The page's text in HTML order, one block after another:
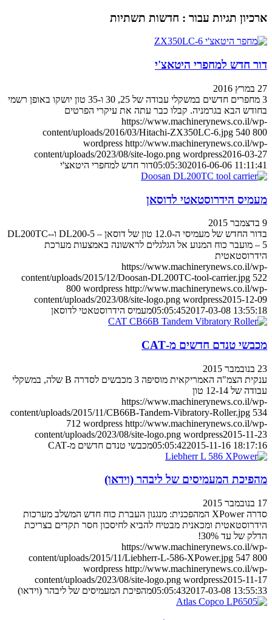
ארכיון תגיות עבור : חדשות תשתיות
דור חדש למחפרי היטאצ'י
27 במרץ 2016
3 מחפרים חדשים במשקלי עבודה של 25, 30 ו-35 טון יושקו באופן רשמי
בחודש הבא בגרמניה. קבלו כבר עתה את עיקרי הפרטים
https://www.machinerynews.co.il/wp-
content/uploads/2016/03/Hitachi-ZX350LC-6.jpg 540 800
wordpress http://www.machinerynews.co.il/wp-
content/uploads/2023/08/site-logo.png wordpress2016-03-27
05:05:302016-06-06 11:11:41 דור חדש למחפרי היטאצ'י
מעמיס הידרוסטאטי לדוסאן
9 בדצמבר 2015
בדור החדש של מעמיסי ה-12.0 טון של דוסאן – DL200-5 ו-DL200TC-
5 – מועבר כוח המנוע אל הגלגלים לראשונה באמצעות מערכת
הידרוסטאטית
https://www.machinerynews.co.il/wp-
content/uploads/2015/12/Doosan-DL200TC-tool-carrier.jpg 522
800 wordpress http://www.machinerynews.co.il/wp-
content/uploads/2023/08/site-logo.png wordpress2015-12-09
05:05:452017-03-08 13:55:18 מעמיס הידרוסטאטי לדוסאן
מכבשי טנדם חדשים מ-CAT
23 בנובמבר 2015
ענקית הצמ"ה האמריקאית מוסיפה 3 מכבשים לסדרה B שלה, במשקלי
עבודה של 12-14 טון
https://www.machinerynews.co.il/wp-
content/uploads/2015/11/CB66B-Tandem-Vibratory-Roller.jpg 534
712 wordpress http://www.machinerynews.co.il/wp-
content/uploads/2023/08/site-logo.png wordpress2015-11-23
05:05:422015-11-16 18:17:16 מכבשי טנדם חדשים מ-CAT
מהפיכת המעמיסים של ליבהר (וידאו)
17 בנובמבר 2015
סדרה XPower המהפכנית: מנגנון העברת כוח חדש המשלב מערכות
הידרוסטאטית ומכאנית מבטיח להביא לחיסכון חסר תקדים בצריכת
הדלק של עד 30%!
https://www.machinerynews.co.il/wp-
content/uploads/2015/11/Liebherr-L-586-XPower.jpg 547 800
wordpress http://www.machinerynews.co.il/wp-
content/uploads/2023/08/site-logo.png wordpress2015-11-17
05:05:432017-03-08 13:55:33 מהפיכת המעמיסים של ליבהר (וידאו)